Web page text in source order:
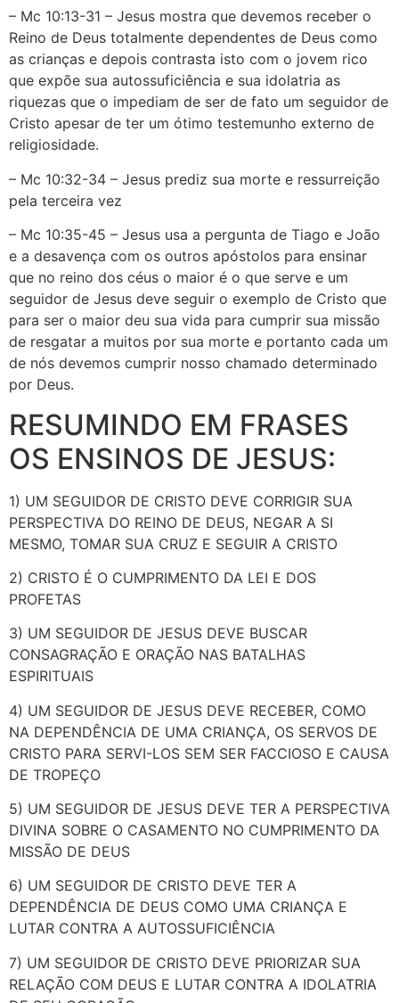
– Mc 10:13-31 – Jesus mostra que devemos receber o
Reino de Deus totalmente dependentes de Deus como
as crianças e depois contrasta isto com o jovem rico
que expõe sua autossuficiência e sua idolatria as
riquezas que o impediam de ser de fato um seguidor de
Cristo apesar de ter um ótimo testemunho externo de
religiosidade.
– Mc 10:32-34 – Jesus prediz sua morte e ressurreição
pela terceira vez
– Mc 10:35-45 – Jesus usa a pergunta de Tiago e João
e a desavença com os outros apóstolos para ensinar
que no reino dos céus o maior é o que serve e um
seguidor de Jesus deve seguir o exemplo de Cristo que
para ser o maior deu sua vida para cumprir sua missão
de resgatar a muitos por sua morte e portanto cada um
de nós devemos cumprir nosso chamado determinado
por Deus.
RESUMINDO EM FRASES
OS ENSINOS DE JESUS:
1) UM SEGUIDOR DE CRISTO DEVE CORRIGIR SUA
PERSPECTIVA DO REINO DE DEUS, NEGAR A SI
MESMO, TOMAR SUA CRUZ E SEGUIR A CRISTO
2) CRISTO É O CUMPRIMENTO DA LEI E DOS
PROFETAS
3) UM SEGUIDOR DE JESUS DEVE BUSCAR
CONSAGRAÇÃO E ORAÇÃO NAS BATALHAS
ESPIRITUAIS
4) UM SEGUIDOR DE JESUS DEVE RECEBER, COMO
NA DEPENDÊNCIA DE UMA CRIANÇA, OS SERVOS DE
CRISTO PARA SERVI-LOS SEM SER FACCIOSO E CAUSA
DE TROPEÇO
5) UM SEGUIDOR DE JESUS DEVE TER A PERSPECTIVA
DIVINA SOBRE O CASAMENTO NO CUMPRIMENTO DA
MISSÃO DE DEUS
6) UM SEGUIDOR DE CRISTO DEVE TER A
DEPENDÊNCIA DE DEUS COMO UMA CRIANÇA E
LUTAR CONTRA A AUTOSSUFICIÊNCIA
7) UM SEGUIDOR DE CRISTO DEVE PRIORIZAR SUA
RELAÇÃO COM DEUS E LUTAR CONTRA A IDOLATRIA